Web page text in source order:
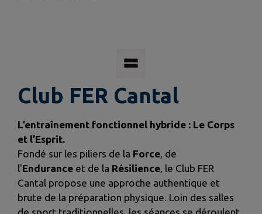
Club FER Cantal
L’entraînement fonctionnel hybride : Le Corps
et l’Esprit.
Fondé sur les piliers de la Force, de
l'Endurance et de la Résilience, le Club FER
Cantal propose une approche authentique et
brute de la préparation physique. Loin des salles